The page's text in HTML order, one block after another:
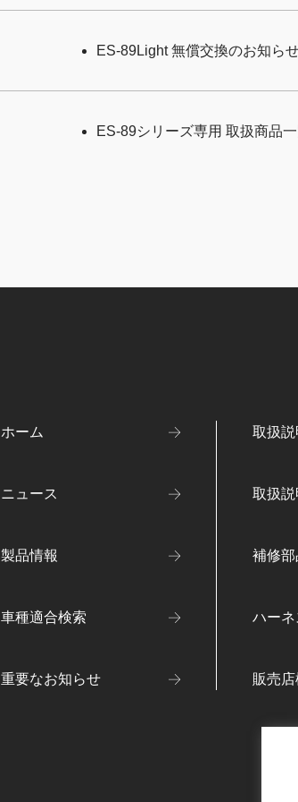
ES-89Light 無償交換のお知ら
ES-89シリーズ専用 取扱商品
ホーム
ニュース
製品情報
車種適合検索
重要なお知らせ
取扱説
取扱説
補修部
ハー
販売